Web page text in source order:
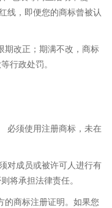
线，即便您的商标曾被认
期改正；期满不改，商标
行政处罚。
必须使用注册商标，未在
对成员或被许可人进行有
将承担法律责任。
的商标注册证明。如果您